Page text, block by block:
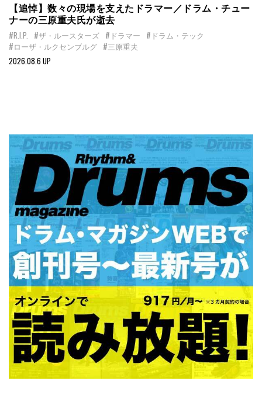
【追悼】数々の現場を支えたドラマー／ドラム・チュー
ナーの三原重夫氏が逝去
#R.I.P. #ザ・ルースターズ #ドラマー #ドラム・テック
#ローザ・ルクセンブルグ #三原重夫
2026.08.6 UP